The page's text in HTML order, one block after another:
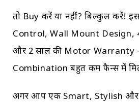
तो Buy करें या नहीं? बिल्कुल करें!
Control, Wall Mount Design,
और 2 साल की Motor Warranty
Combination बहुत कम फैन्स में
अगर आप एक Smart, Stylish